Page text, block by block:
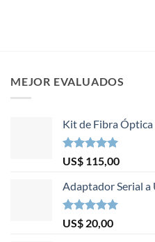
MEJOR EVALUADOS
Kit de Fibra Óptica
Valorado en
5.00
de 5
US$ 115,00
Adaptador Serial a
Valorado en
5.00
de 5
US$ 20,00